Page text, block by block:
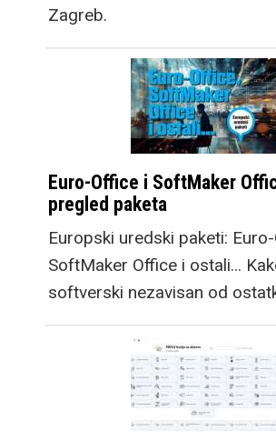
također
može
postotak
da iako
od
na
veličine,
za
Osim
Zagreb.
Euro-Office i SoftMaker
pregled paketa
Europski uredski paketi:
SoftMaker Office i ostali...
softverski nezavisan od